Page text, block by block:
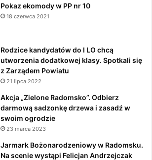
Pokaz ekomody w PP nr 10
18 czerwca 2021
Rodzice kandydatów do I LO chcą
utworzenia dodatkowej klasy. Spotkali się
z Zarządem Powiatu
21 lipca 2022
Akcja „Zielone Radomsko”. Odbierz
darmową sadzonkę drzewa i zasadź w
swoim ogrodzie
23 marca 2023
Jarmark Bożonarodzeniowy w Radomsku.
Na scenie wystąpi Felicjan Andrzejczak